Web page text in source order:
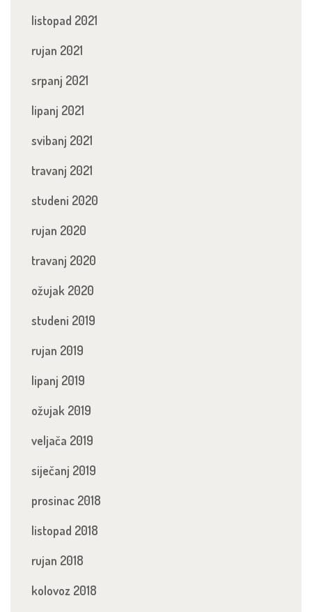
listopad 2021
rujan 2021
srpanj 2021
lipanj 2021
svibanj 2021
travanj 2021
studeni 2020
rujan 2020
travanj 2020
ožujak 2020
studeni 2019
rujan 2019
lipanj 2019
ožujak 2019
veljača 2019
siječanj 2019
prosinac 2018
listopad 2018
rujan 2018
kolovoz 2018